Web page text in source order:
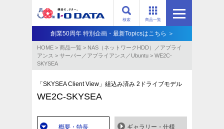
商品一覧
検索
創業50周年 特別企画・最新Topicsはこちら ＞
HOME > 商品一覧 > NAS（ネットワークHDD）／アプライ
アンス​ > サーバー／アプライアンス／Ubuntu > WE2C-
SKYSEA
「SKYSEA Client View」組込み済み 2ドライブモデル
WE2C-SKYSEA
概要・特長 ギャラリー・仕様